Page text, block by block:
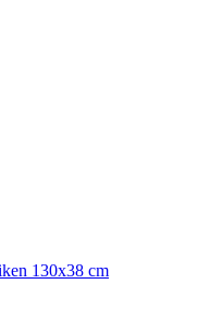
130x38 cm